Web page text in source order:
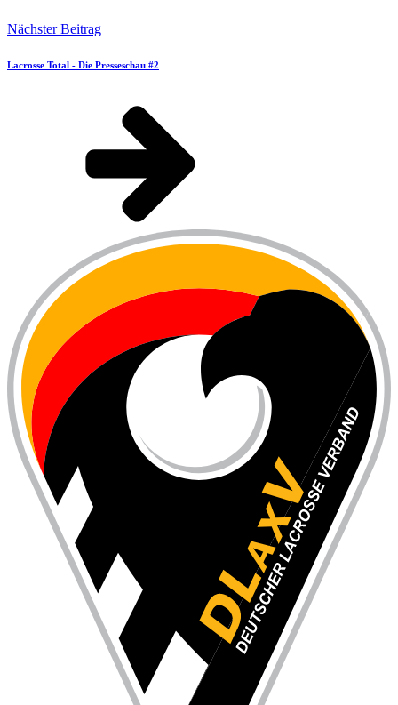
Nächster Beitrag
Lacrosse Total - Die Presseschau #2